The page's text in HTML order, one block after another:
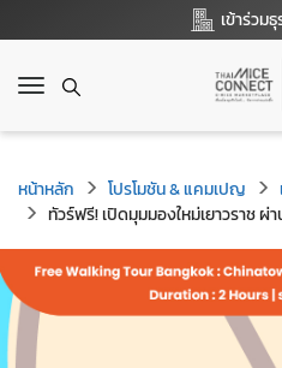
เข้าร่วม
T
g
l
e
a
i
g
หน้าหลัก โปรโมชัน & แคมเปญ
ทัวร์ฟรี! เปิดมุมมองใหม่เยาวราช